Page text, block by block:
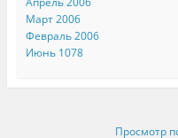
Март 2006
Февраль 2006
Июнь 1078
Просмотр